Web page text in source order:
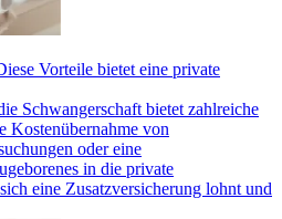
Vorteile bietet eine private
Schwangerschaft bietet zahlreiche
Kostenübernahme von
oder eine
in die private
eine Zusatzversicherung lohnt und